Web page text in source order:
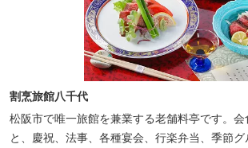
割烹旅館八千代
松阪市で唯一旅館を兼業する老舗料亭です。会
と、慶祝、法事、各種宴会、行楽弁当、季節